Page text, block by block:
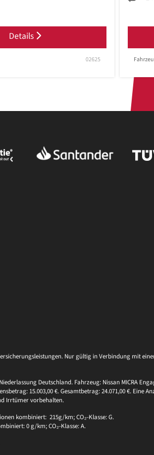
Details
02625
Nur gültig in Verbindung mit
Deutschland. Fahrzeug: Nissan MICRA
15.003,00 €. Gesamtbetrag: 24.071,00 €.
Irrtümer vorbehalten.
kombiniert: 215g/km; CO₂-Klasse: G.
0 g/km; CO₂-Klasse: A.